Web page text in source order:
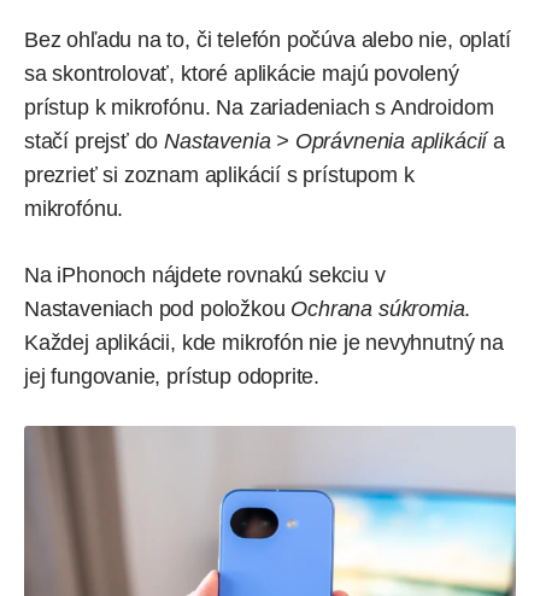
Bez ohľadu na to, či telefón počúva alebo nie, oplatí
sa skontrolovať, ktoré aplikácie majú povolený
prístup k mikrofónu. Na zariadeniach s Androidom
stačí prejsť doNastavenia > Oprávnenia aplikáciía
prezrieť si zoznam aplikácií s prístupom k
mikrofónu.
Na iPhonoch nájdete rovnakú sekciu v
Nastaveniach pod položkou Ochrana súkromia.
Každej aplikácii, kde mikrofón nie je nevyhnutný na
jej fungovanie, prístup odoprite.